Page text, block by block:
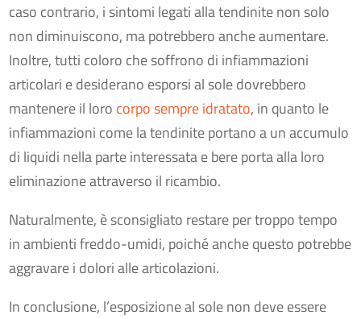
caso contrario, i sintomi legati alla tendinite non solo
non diminuiscono, ma potrebbero anche aumentare.
Inoltre, tutti coloro che soffrono di infiammazioni
articolari e desiderano esporsi al sole dovrebbero
mantenere il loro corpo sempre idratato, in quanto le
infiammazioni come la tendinite portano a un accumulo
di liquidi nella parte interessata e bere porta alla loro
eliminazione attraverso il ricambio.
Naturalmente, è sconsigliato restare per troppo tempo
in ambienti freddo-umidi, poiché anche questo potrebbe
aggravare i dolori alle articolazioni.
In conclusione, l’esposizione al sole non deve essere